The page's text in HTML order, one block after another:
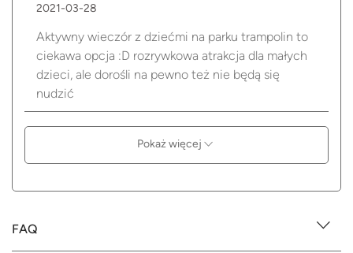
2021-03-28
Aktywny wieczór z dziećmi na parku trampolin to
ciekawa opcja :D rozrywkowa atrakcja dla małych
dzieci, ale dorośli na pewno też nie będą się
nudzić
Pokaż więcej
FAQ